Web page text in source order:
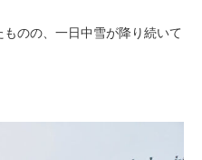
のの、一日中雪が降り続いて